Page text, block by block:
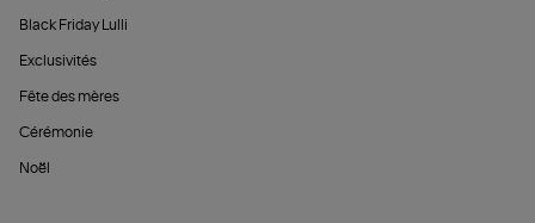
Black Friday Lulli
Exclusivités
Fête des mères
Cérémonie
Noël